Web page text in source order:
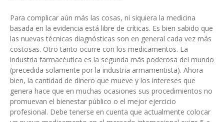
Para complicar aún más las cosas, ni siquiera la medicina
basada en la evidencia está libre de críticas. Es bien sabido que
las nuevas técnicas diagnósticas son en general cada vez más
costosas. Otro tanto ocurre con los medicamentos. La
industria farmacéutica es la segunda más poderosa del mundo
(precedida solamente por la industria armamentista). Ahora
bien, la cantidad de dinero que mueve y los intereses que
genera hace que en muchas ocasiones sus procedimientos no
promuevan el bienestar público o el mejor ejercicio
profesional. Debe tenerse en cuenta que actualmente colocar